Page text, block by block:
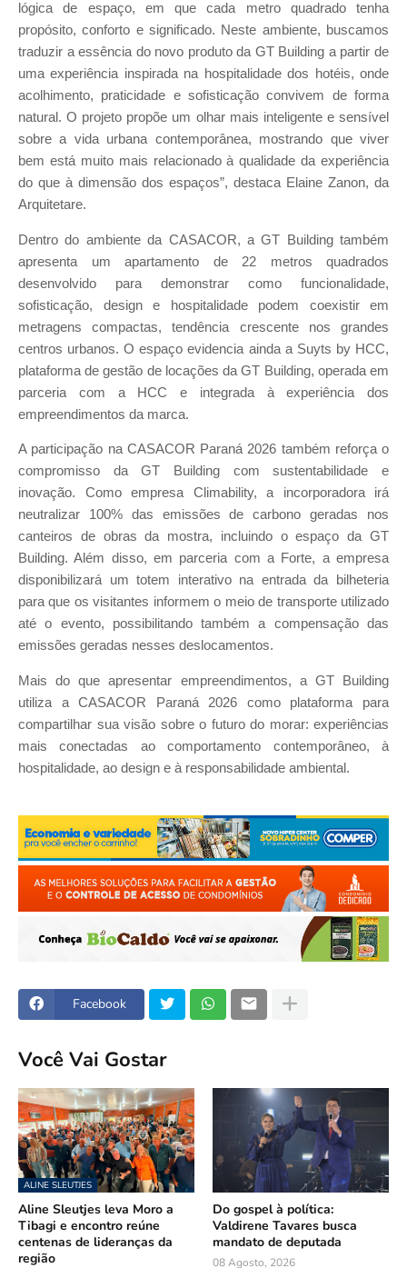
lógica de espaço, em que cada metro quadrado tenha
propósito, conforto e significado. Neste ambiente, buscamos
traduzir a essência do novo produto da GT Building a partir de
uma experiência inspirada na hospitalidade dos hotéis, onde
acolhimento, praticidade e sofisticação convivem de forma
natural. O projeto propõe um olhar mais inteligente e sensível
sobre a vida urbana contemporânea, mostrando que viver
bem está muito mais relacionado à qualidade da experiência
do que à dimensão dos espaços”, destaca Elaine Zanon, da
Arquitetare.
Dentro do ambiente da CASACOR, a GT Building também
apresenta um apartamento de 22 metros quadrados
desenvolvido para demonstrar como funcionalidade,
sofisticação, design e hospitalidade podem coexistir em
metragens compactas, tendência crescente nos grandes
centros urbanos. O espaço evidencia ainda a Suyts by HCC,
plataforma de gestão de locações da GT Building, operada em
parceria com a HCC e integrada à experiência dos
empreendimentos da marca.
A participação na CASACOR Paraná 2026 também reforça o
compromisso da GT Building com sustentabilidade e
inovação. Como empresa Climability, a incorporadora irá
neutralizar 100% das emissões de carbono geradas nos
canteiros de obras da mostra, incluindo o espaço da GT
Building. Além disso, em parceria com a Forte, a empresa
disponibilizará um totem interativo na entrada da bilheteria
para que os visitantes informem o meio de transporte utilizado
até o evento, possibilitando também a compensação das
emissões geradas nesses deslocamentos.
Mais do que apresentar empreendimentos, a GT Building
utiliza a CASACOR Paraná 2026 como plataforma para
compartilhar sua visão sobre o futuro do morar: experiências
mais conectadas ao comportamento contemporâneo, à
hospitalidade, ao design e à responsabilidade ambiental.
Facebook
Você Vai Gostar
ALINE SLEUTJES
Aline Sleutjes leva Moro a
Tibagi e encontro reúne
centenas de lideranças da
região
Do gospel à política:
Valdirene Tavares busca
mandato de deputada
08 Agosto, 2026